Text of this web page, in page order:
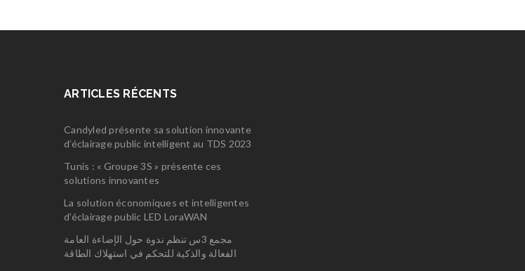
ARTICLES RÉCENTS
Candyled présente sa solution innovante
d’éclairage public intelligent au TDS 2023
Tunis : « Groupe 3S » présente ces
solutions innovantes
La solution économiques et intelligentes
d’éclairage public LED LoraWAN
مجمع 3س تنظم ندوة حول الإضاءة العامة
الفعالة والذكية للتحكم في استهلاك الطاقة